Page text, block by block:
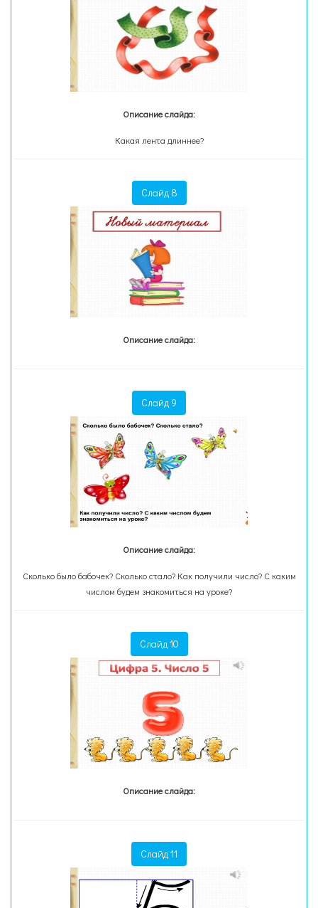
Описание слайда:
Какая лента длиннее?
Слайд 8
Описание слайда:
Слайд 9
Описание слайда:
Сколько было бабочек? Сколько стало? Как получили число? С каким
числом будем знакомиться на уроке?
Слайд 10
Описание слайда:
Слайд 11